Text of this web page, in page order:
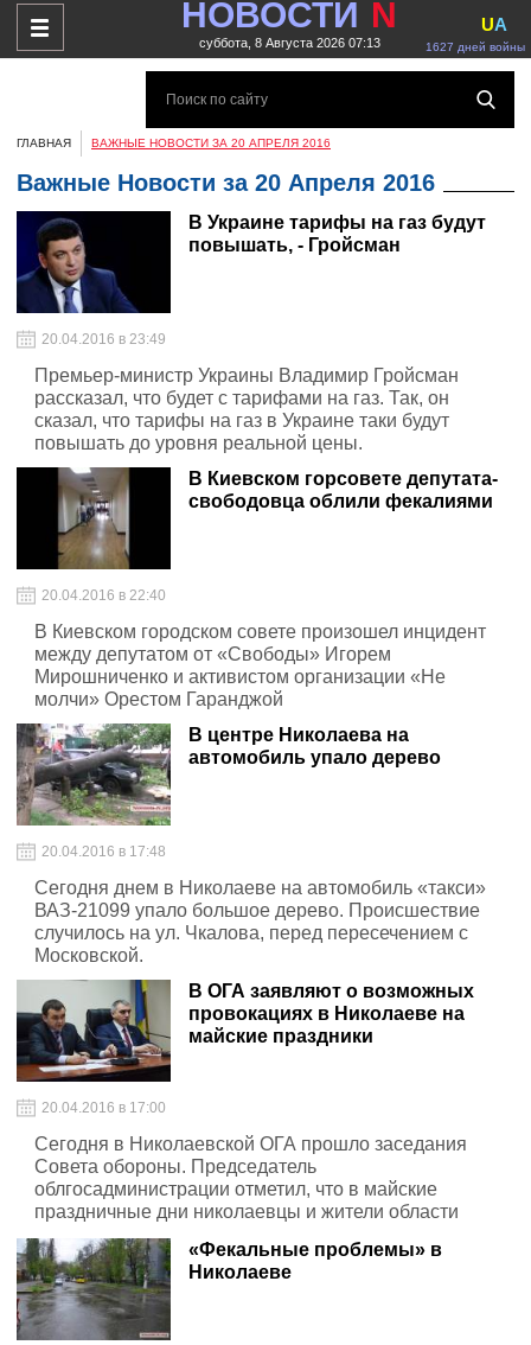
НОВОСТИ N
суббота, 8 Августа 2026 07:13 1627 дней войны
UA
ГЛАВНАЯ ВАЖНЫЕ НОВОСТИ ЗА 20 АПРЕЛЯ 2016
Важные Новости за 20 Апреля 2016
В Украине тарифы на газ будут
повышать, - Гройсман
20.04.2016 в 23:49
Премьер-министр Украины Владимир Гройсман
рассказал, что будет с тарифами на газ. Так, он
сказал, что тарифы на газ в Украине таки будут
повышать до уровня реальной цены.
В Киевском горсовете депутата-
свободовца облили фекалиями
20.04.2016 в 22:40
В Киевском городском совете произошел инцидент
между депутатом от «Свободы» Игорем
Мирошниченко и активистом организации «Не
молчи» Орестом Гаранджой
В центре Николаева на
автомобиль упало дерево
20.04.2016 в 17:48
Сегодня днем в Николаеве на автомобиль «такси»
ВАЗ-21099 упало большое дерево. Происшествие
случилось на ул. Чкалова, перед пересечением с
Московской.
В ОГА заявляют о возможных
провокациях в Николаеве на
майские праздники
20.04.2016 в 17:00
Сегодня в Николаевской ОГА прошло заседания
Совета обороны. Председатель
облгосадминистрации отметил, что в майские
праздничные дни николаевцы и жители области
должны чувствовать себя в безопасности.
«Фекальные проблемы» в
Николаеве